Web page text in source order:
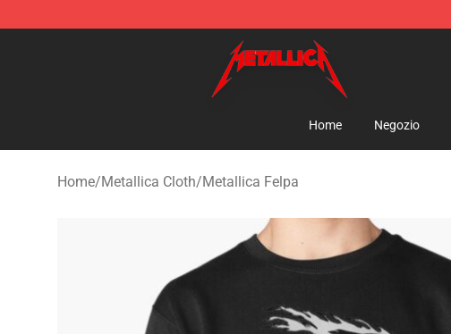
Metallica Store - Official Metallica Merchandise Shop
Home Negozio
Home/Metallica Cloth/Metallica Felpa